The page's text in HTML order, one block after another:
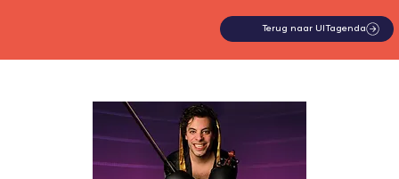
Terug naar UITagenda